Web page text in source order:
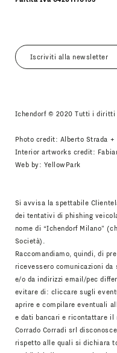
Ichendorf © 2020 Tutti i diritti
Photo credit: Alberto Strada
Interior artworks credit:
Web by: YellowPark
Si avvisa la spettabile
dei tentativi di phishing
nome di “Ichendorf Milano”
Società).
Raccomandiamo, quindi, di
ricevessero comunicazioni da
e/o da indirizzi email/pec
evitare di: cliccare sugli
aprire e compilare eventuali
e dati bancari e ricontattare
Corrado Corradi srl
rispetto alle quali si dichiara